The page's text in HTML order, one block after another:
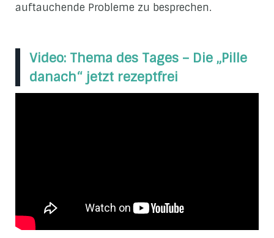
auftauchende Probleme zu besprechen.
Video: Thema des Tages – Die „Pille
danach“ jetzt rezeptfrei